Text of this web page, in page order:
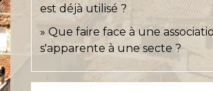
est déjà utilisé ?
Que faire face à une
s'apparente à une secte ?